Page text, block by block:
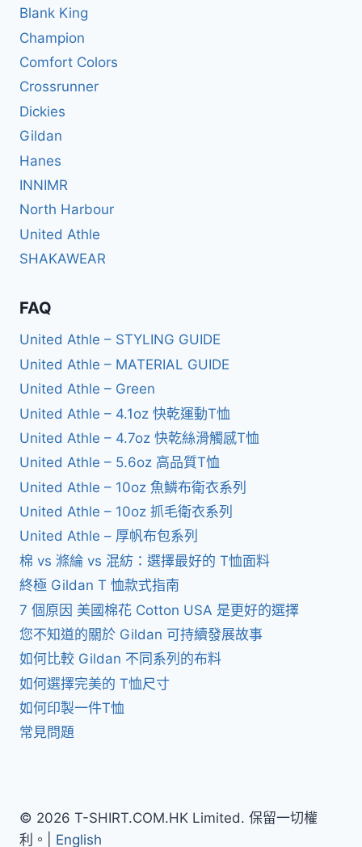
Blank King
Champion
Comfort Colors
Crossrunner
Dickies
Gildan
Hanes
INNIMR
North Harbour
United Athle
SHAKAWEAR
FAQ
United Athle – STYLING GUIDE
United Athle – MATERIAL GUIDE
United Athle – Green
United Athle – 4.1oz 快乾運動T恤
United Athle – 4.7oz 快乾絲滑觸感T恤
United Athle – 5.6oz 高品質T恤
United Athle – 10oz 魚鱗布衛衣系列
United Athle – 10oz 抓毛衛衣系列
United Athle – 厚帆布包系列
棉 vs 滌綸 vs 混紡：選擇最好的 T恤面料
終極 Gildan T 恤款式指南
7 個原因 美國棉花 Cotton USA 是更好的選擇
您不知道的關於 Gildan 可持續發展故事
如何比較 Gildan 不同系列的布料
如何選擇完美的 T恤尺寸
如何印製一件T恤
常見問題
© 2026 T-SHIRT.COM.HK Limited. 保留一切權
利。| English